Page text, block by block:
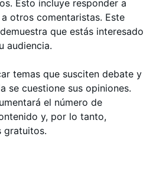
Esto incluye responder a
otros comentaristas. Este
que estás interesado
audiencia.
temas que susciten debate y
se cuestione sus opiniones.
el número de
y, por lo tanto,
gratuitos.